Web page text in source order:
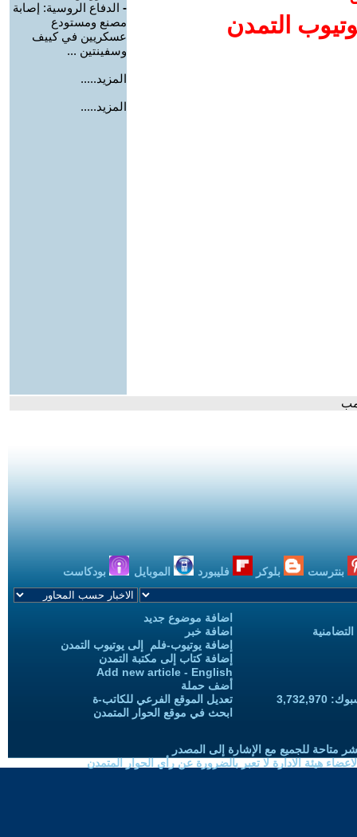
التمدن
- الدفاع الروسية: إصابة
مصنع ومستودع
عسكريين في كييف
وسفينتين ...
المزيد.....
المزيد.....
بنترست بلوكر فليبورد الموبايل بودكاست
اضافة موضوع جديد
اضافة خبر
إضافة يوتيوب-فلم إلى يوتيوب التمدن
إضافة كتاب إلى مكتبة التمدن
Add new article - English
أضف حملة
تعديل الموقع الفرعي للكاتب-ة
ابحث في موقع الحوار المتمدن
متاحة للجميع مع الإشارة إلى المصدر
هيئة الادارة لا تعبر بالضرورة عن رأي الحوار المتمدن